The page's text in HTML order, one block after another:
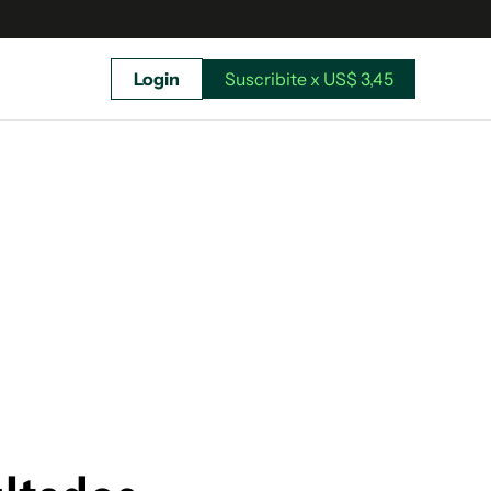
Login Suscribite x US$ 3,45